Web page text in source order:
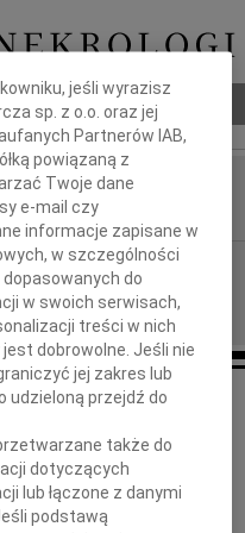
25 marca 2026 roku
Tetyka
jeśli wyrazisz
sp. z o.o. oraz jej
Partnerów IAB,
powiązaną z
Twoje dane
e-mail czy
informacje zapisane w
w szczególności
do
w swoich serwisach,
treści w nich
dobrowolne. Jeśli nie
jej zakres lub
udzieloną przejdź do
także do
dotyczących
lub łączone z danymi
podstawą